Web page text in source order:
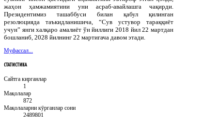
жаҳон ҳамжамиятини уни асраб-авайлашга чақирди.
Президентимиз ташаббуси билан қабул қилинган
резолюцияда таъкидланишича, “Сув устувор тараққиёт
учун” янги халқаро амалиёт ўн йиллиги 2018 йил 22 мартдан
бошланиб, 2028 йилнинг 22 мартигача давом этади.
Муфассал...
СТАТИСТИКА
Сайтга кирганлар
1
Мақолалар
872
Мақолаларни кӯрганлар сони
2489801